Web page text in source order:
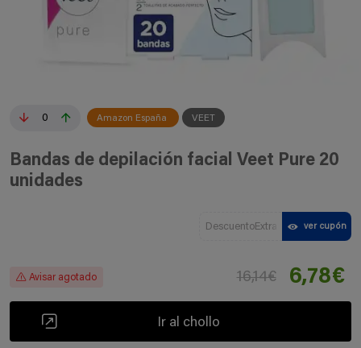
0 Amazon España VEET
Bandas de depilación facial Veet Pure 20
unidades
DescuentoExtra ver cupón
Avisar agotado 16,14€ 6,78€
Ir al chollo